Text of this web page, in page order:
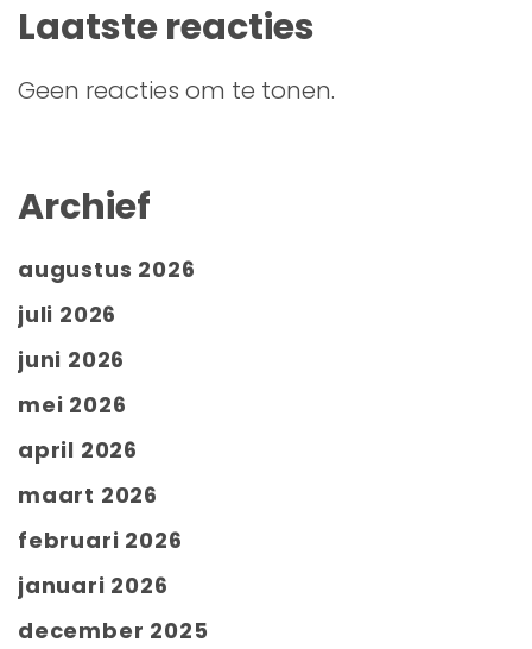
Laatste reacties
Geen reacties om te tonen.
Archief
augustus 2026
juli 2026
juni 2026
mei 2026
april 2026
maart 2026
februari 2026
januari 2026
december 2025